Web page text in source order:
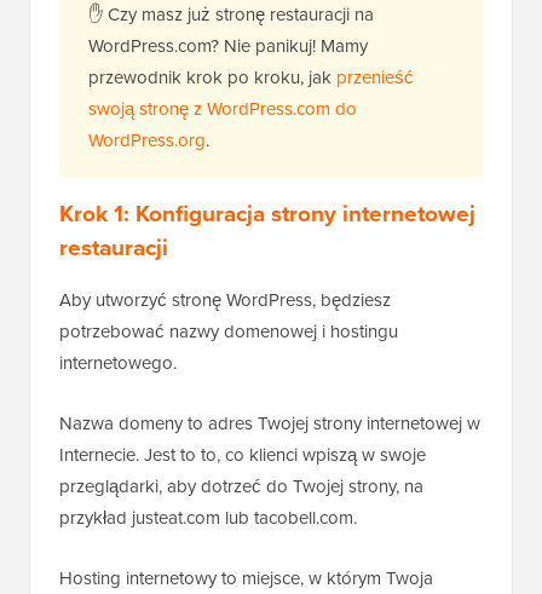
✋ Czy masz już stronę restauracji na
WordPress.com? Nie panikuj! Mamy
przewodnik krok po kroku, jak przenieść
swoją stronę z WordPress.com do
WordPress.org.
Krok 1: Konfiguracja strony internetowej
restauracji
Aby utworzyć stronę WordPress, będziesz
potrzebować nazwy domenowej i hostingu
internetowego.
Nazwa domeny to adres Twojej strony internetowej w
Internecie. Jest to to, co klienci wpiszą w swoje
przeglądarki, aby dotrzeć do Twojej strony, na
przykład justeat.com lub tacobell.com.
Hosting internetowy to miejsce, w którym Twoja